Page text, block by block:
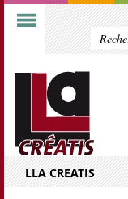
LLA CREATIS